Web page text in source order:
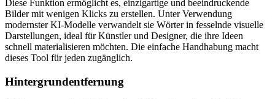
Diese Funktion ermöglicht es, einzigartige und beeindruckende
Bilder mit wenigen Klicks zu erstellen. Unter Verwendung
modernster KI-Modelle verwandelt sie Wörter in fesselnde visuelle
Darstellungen, ideal für Künstler und Designer, die ihre Ideen
schnell materialisieren möchten. Die einfache Handhabung macht
dieses Tool für jeden zugänglich.
Hintergrundentfernung